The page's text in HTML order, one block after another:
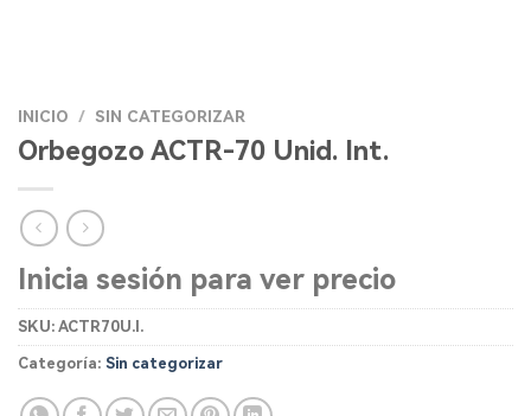
INICIO / SIN CATEGORIZAR
Orbegozo ACTR-70 Unid. Int.
Inicia sesión para ver precio
SKU: ACTR70U.I.
Categoría: Sin categorizar